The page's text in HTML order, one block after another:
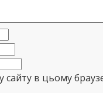
сайту в цьому